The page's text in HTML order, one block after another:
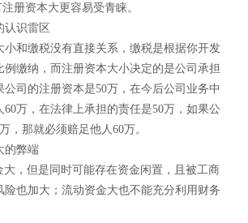
资本大更容易受青睐。
识雷区
和缴税没有直接关系，缴税是根据你开发
例缴纳，而注册资本大小决定的是公司承担
司的注册资本是50万，在今后公司业务中
万，在法律上承担的责任是50万，如果公
，那就必须赔足他人60万。
弊端
，但是同时可能存在资金闲置，且被工商
险也加大；流动资金大也不能充分利用财务